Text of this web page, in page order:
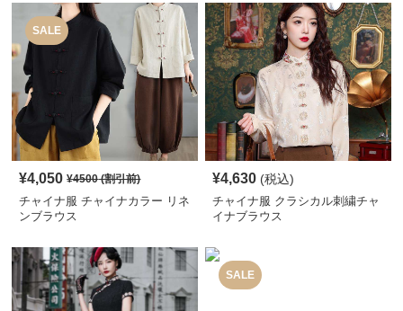
SALE
¥4,050 ¥4500(割引前)
チャイナ服 チャイナカラー リネ
ンブラウス
¥4,630 (税込)
チャイナ服 クラシカル刺繍チャ
イナブラウス
SALE